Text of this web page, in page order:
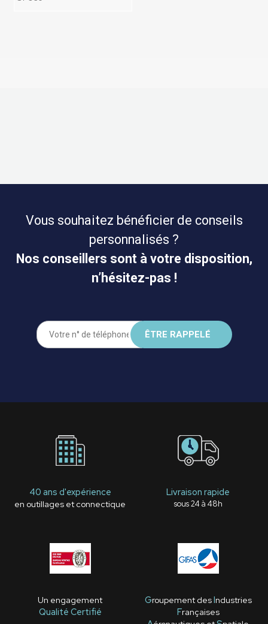
Vous souhaitez bénéficier de conseils
personnalisés ?
Nos conseillers sont à votre disposition,
n’hésitez-pas !
40 ans d'expérience
en outillages et connectique
Livraison rapide
sous 24 à 48h
Un engagement
Qualité Certifié
Groupement desIndustries
Françaises